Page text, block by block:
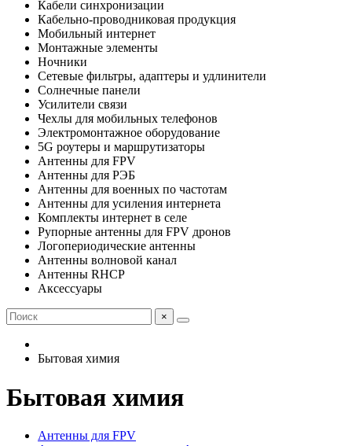
Кабели синхронизации
Кабельно-проводниковая продукция
Мобильный интернет
Монтажные элементы
Ночники
Сетевые фильтры, адаптеры и удлинители
Солнечные панели
Усилители связи
Чехлы для мобильных телефонов
Электромонтажное оборудование
5G роутеры и маршрутизаторы
Антенны для FPV
Антенны для РЭБ
Антенны для военных по частотам
Антенны для усиления интернета
Комплекты интернет в селе
Рупорные антенны для FPV дронов
Логопериодические антенны
Антенны волновой канал
Антенны RHCP
Аксессуары
×
Бытовая химия
Бытовая химия
Антенны для FPV